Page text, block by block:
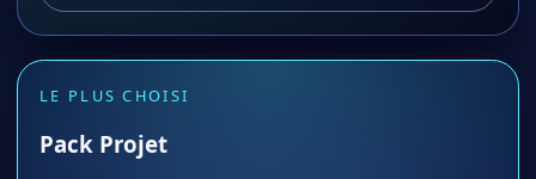
LE PLUS CHOISI
Pack Projet